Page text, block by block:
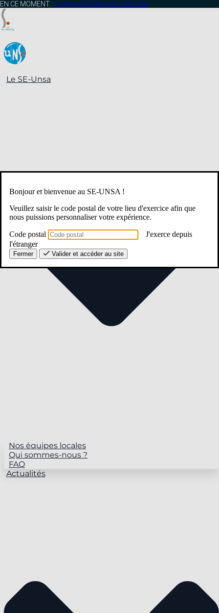
principal
EN CE MOMENT : profitez de l’adhésion anticipée
Le SE-Unsa
Nos équipes locales
Qui sommes-nous ?
FAQ
Actualités
Bonjour et bienvenue au SE-UNSA !
Veuillez saisir le code postal de votre lieu d'exercice afin que
nous puissions personnaliser votre expérience.
Code postal
J'exerce depuis
l'étranger
Fermer Valider et accéder au site